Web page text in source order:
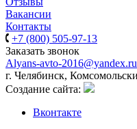
Вакансии
Контакты
+7 (800) 505-97-13
Заказать звонок
Alyans-avto-2016@yandex.ru
г. Челябинск,
Cоздание сайта:
Вконтакте